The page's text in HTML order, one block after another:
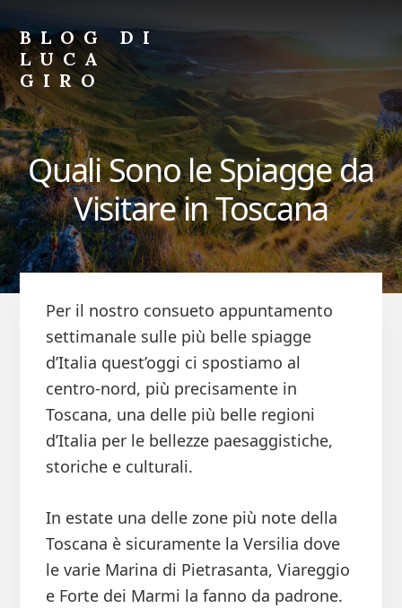
to
primary
sidebar
to
content
BLOG DI
LUCA
GIRO
Blog
di
Luca
Giro
Quali Sono le Spiagge da
Visitare in Toscana
Per il nostro consueto appuntamento
settimanale sulle più belle spiagge
d’Italia quest’oggi ci spostiamo al
centro-nord, più precisamente in
Toscana, una delle più belle regioni
d’Italia per le bellezze paesaggistiche,
storiche e culturali.
In estate una delle zone più note della
Toscana è sicuramente la Versilia dove
le varie Marina di Pietrasanta, Viareggio
e Forte dei Marmi la fanno da padrone.